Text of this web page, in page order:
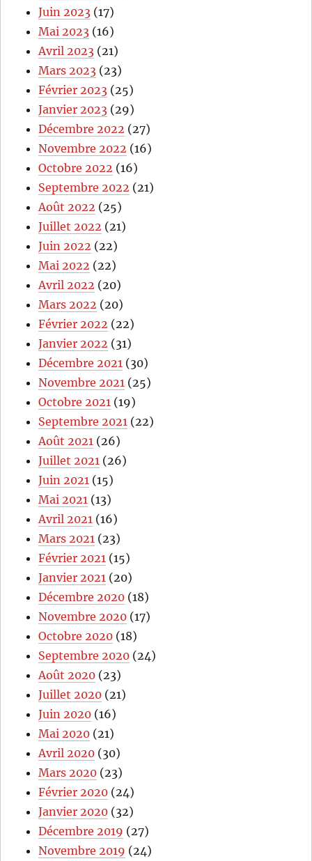
Juin 2023 (17)
Mai 2023 (16)
Avril 2023 (21)
Mars 2023 (23)
Février 2023 (25)
Janvier 2023 (29)
Décembre 2022 (27)
Novembre 2022 (16)
Octobre 2022 (16)
Septembre 2022 (21)
Août 2022 (25)
Juillet 2022 (21)
Juin 2022 (22)
Mai 2022 (22)
Avril 2022 (20)
Mars 2022 (20)
Février 2022 (22)
Janvier 2022 (31)
Décembre 2021 (30)
Novembre 2021 (25)
Octobre 2021 (19)
Septembre 2021 (22)
Août 2021 (26)
Juillet 2021 (26)
Juin 2021 (15)
Mai 2021 (13)
Avril 2021 (16)
Mars 2021 (23)
Février 2021 (15)
Janvier 2021 (20)
Décembre 2020 (18)
Novembre 2020 (17)
Octobre 2020 (18)
Septembre 2020 (24)
Août 2020 (23)
Juillet 2020 (21)
Juin 2020 (16)
Mai 2020 (21)
Avril 2020 (30)
Mars 2020 (23)
Février 2020 (24)
Janvier 2020 (32)
Décembre 2019 (27)
Novembre 2019 (24)